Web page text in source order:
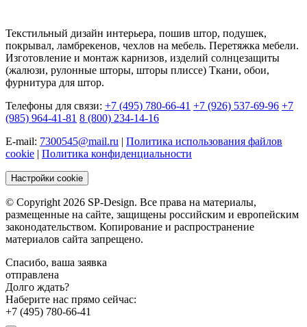
Текстильный дизайн интерьера, пошив штор, подушек,
покрывал, ламбрекенов, чехлов на мебель. Перетяжка мебели.
Изготовление и монтаж карнизов, изделий солнцезащиты
(жалюзи, рулонные шторы, шторы плиссе) Ткани, обои,
фурнитура для штор.
Телефоны для связи: +7 (495) 780-66-41 +7 (926) 537-69-96 +7
(985) 964-41-81 8 (800) 234-14-16
E-mail: 7300545@mail.ru | Политика использования файлов
cookie | Политика конфиденциальности
Настройки cookie
© Copyright 2026 SP-Design. Все права на материалы,
размещенные на сайте, защищены российским и европейским
законодательством. Копирование и распространение
материалов сайта запрещено.
Спасибо, ваша заявка
отправлена
Долго ждать?
Наберите нас прямо сейчас:
+7 (495) 780-66-41